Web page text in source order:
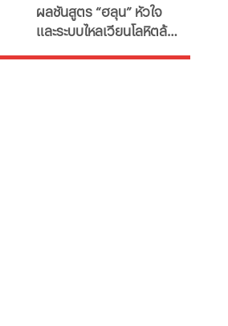
ยังไม่ตัดปมสารพิษ
ผลชันสูตร “ฮลุน” หัวใจ
และระบบไหลเวียนโลหิตล้ม